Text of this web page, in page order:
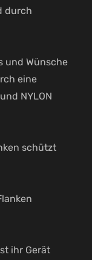
durch
und Wünsche
eine
NYLON
schützt
ihr Gerät